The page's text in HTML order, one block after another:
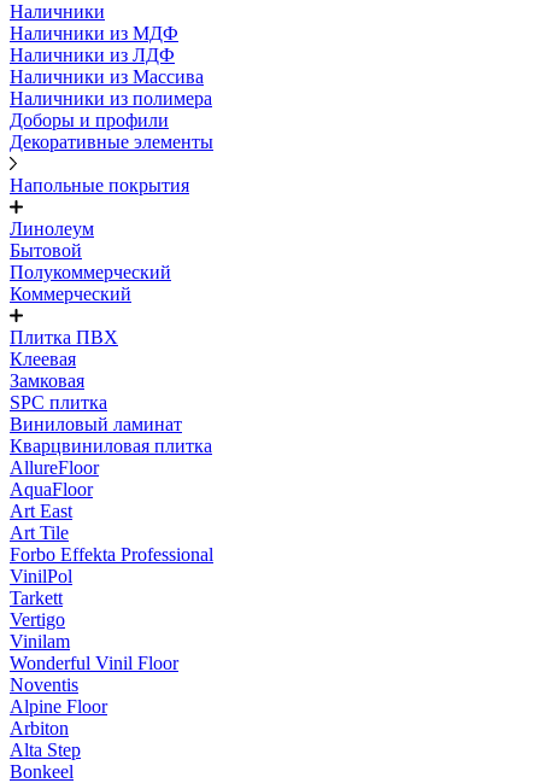
Наличники
Наличники из МДФ
Наличники из ЛДФ
Наличники из Массива
Наличники из полимера
Доборы и профили
Декоративные элементы
Напольные покрытия
Линолеум
Бытовой
Полукоммерческий
Коммерческий
Плитка ПВХ
Клеевая
Замковая
SPC плитка
Виниловый ламинат
Кварцвиниловая плитка
AllureFloor
AquaFloor
Art East
Art Tile
Forbo Effekta Professional
VinilPol
Tarkett
Vertigo
Vinilam
Wonderful Vinil Floor
Noventis
Alpine Floor
Arbiton
Alta Step
Bonkeel